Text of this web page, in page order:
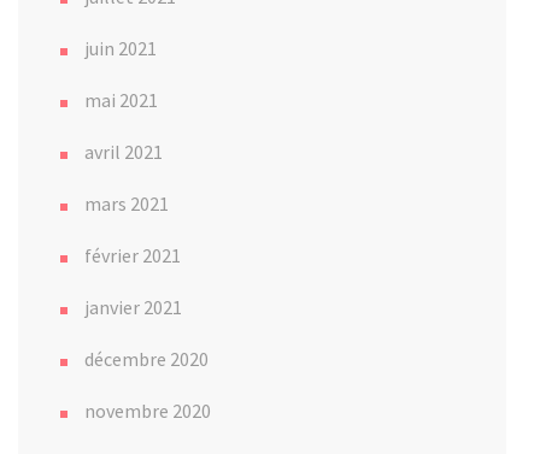
juin 2021
mai 2021
avril 2021
mars 2021
février 2021
janvier 2021
décembre 2020
novembre 2020